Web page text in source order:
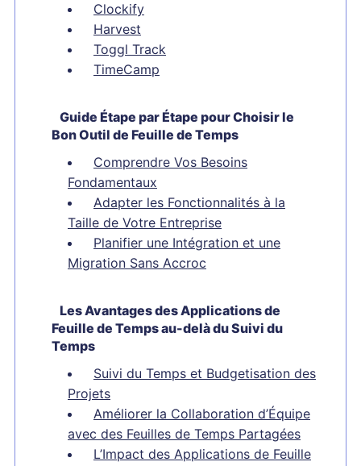
Clockify
Harvest
Toggl Track
TimeCamp
Guide Étape par Étape pour Choisir le
Bon Outil de Feuille de Temps
Comprendre Vos Besoins
Fondamentaux
Adapter les Fonctionnalités à la
Taille de Votre Entreprise
Planifier une Intégration et une
Migration Sans Accroc
Les Avantages des Applications de
Feuille de Temps au-delà du Suivi du
Temps
Suivi du Temps et Budgetisation des
Projets
Améliorer la Collaboration d’Équipe
avec des Feuilles de Temps Partagées
L’Impact des Applications de Feuille